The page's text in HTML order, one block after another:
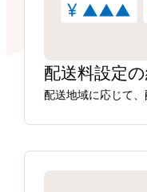
配送料設定
配送地域に応じて